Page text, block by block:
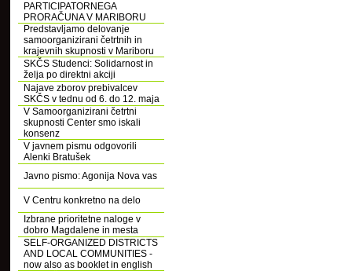
PARTICIPATORNEGA
PRORAČUNA V MARIBORU
Predstavljamo delovanje
samoorganizirani četrtnih in
krajevnih skupnosti v Mariboru
SKČS Studenci: Solidarnost in
želja po direktni akciji
Najave zborov prebivalcev
SKČS v tednu od 6. do 12. maja
V Samoorganizirani četrtni
skupnosti Center smo iskali
konsenz
V javnem pismu odgovorili
Alenki Bratušek
Javno pismo: Agonija Nova vas
V Centru konkretno na delo
Izbrane prioritetne naloge v
dobro Magdalene in mesta
SELF-ORGANIZED DISTRICTS
AND LOCAL COMMUNITIES -
now also as booklet in english